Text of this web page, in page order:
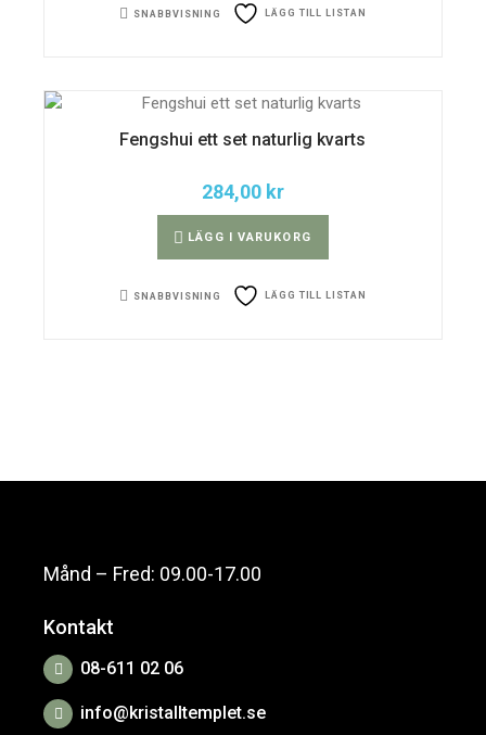
SNABBVISNING LÄGG TILL LISTAN
Fengshui ett set naturlig kvarts
284,00 kr
LÄGG I VARUKORG
SNABBVISNING LÄGG TILL LISTAN
Månd – Fred: 09.00-17.00
Kontakt
08-611 02 06
info@kristalltemplet.se